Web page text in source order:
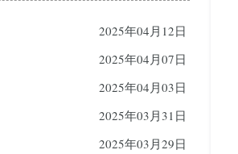
2025年04月12日
2025年04月07日
2025年04月03日
2025年03月31日
2025年03月29日